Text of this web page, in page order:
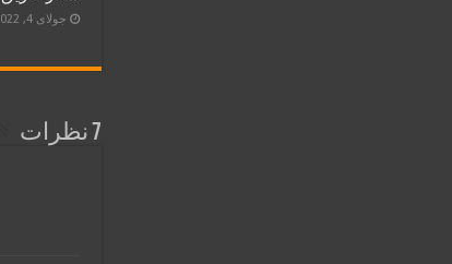
جولای 4, 2022
7 نظرات